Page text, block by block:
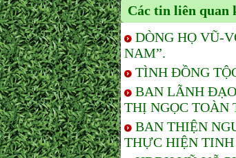
Các tin liên quan
DÒNG HỌ VŨ-
NAM”.
TÌNH ĐỒNG
BAN LÃNH
THỊ NGỌC TOÀN
BAN THIỆN
THỰC HIỆN